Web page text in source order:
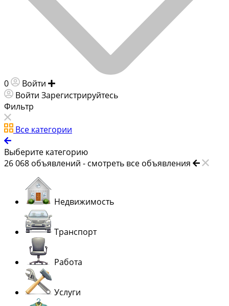
0 Войти
Войти Зарегистрируйтесь
Фильтр
Все категории
Выберите категорию
26 068 объявлений - смотреть все объявления
Недвижимость
Транспорт
Работа
Услуги